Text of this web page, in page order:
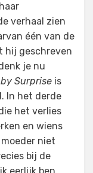
verhaal zien
één van de
hij geschreven
je nu
Surprise is
In het derde
het verlies
en wiens
niet
bij de